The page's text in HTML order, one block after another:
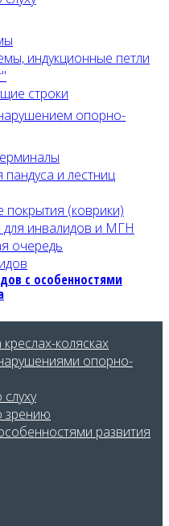
индукционные петли
строки
опорно-
и лестниц
(коврики)
для инвалидов и МГН
очередь
с особенностями
колясках
опорно-
зрению
ями развития